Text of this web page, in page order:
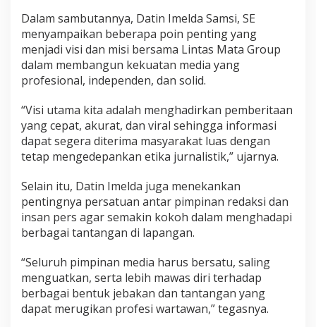
d
i
t
a
s
S
r
t
a
R
u
u
s
k
a
n
s
i
M
Dalam sambutannya, Datin Imelda Samsi, SE
menyampaikan beberapa poin penting yang
menjadi visi dan misi bersama Lintas Mata Group
dalam membangun kekuatan media yang
profesional, independen, dan solid.
“Visi utama kita adalah menghadirkan pemberitaan
yang cepat, akurat, dan viral sehingga informasi
dapat segera diterima masyarakat luas dengan
tetap mengedepankan etika jurnalistik,” ujarnya.
Selain itu, Datin Imelda juga menekankan
pentingnya persatuan antar pimpinan redaksi dan
insan pers agar semakin kokoh dalam menghadapi
berbagai tantangan di lapangan.
“Seluruh pimpinan media harus bersatu, saling
menguatkan, serta lebih mawas diri terhadap
berbagai bentuk jebakan dan tantangan yang
dapat merugikan profesi wartawan,” tegasnya.